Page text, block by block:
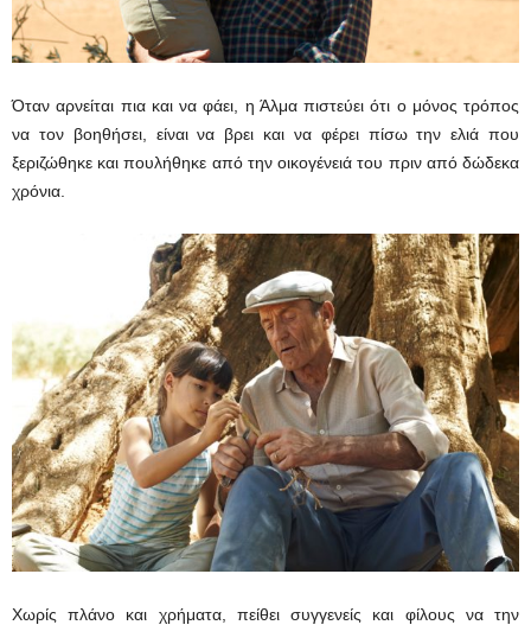
Όταν αρνείται πια και να φάει, η Άλμα πιστεύει ότι ο μόνος τρόπος
να τον βοηθήσει, είναι να βρει και να φέρει πίσω την ελιά που
ξεριζώθηκε και πουλήθηκε από την οικογένειά του πριν από δώδεκα
χρόνια.
Χωρίς πλάνο και χρήματα, πείθει συγγενείς και φίλους να την